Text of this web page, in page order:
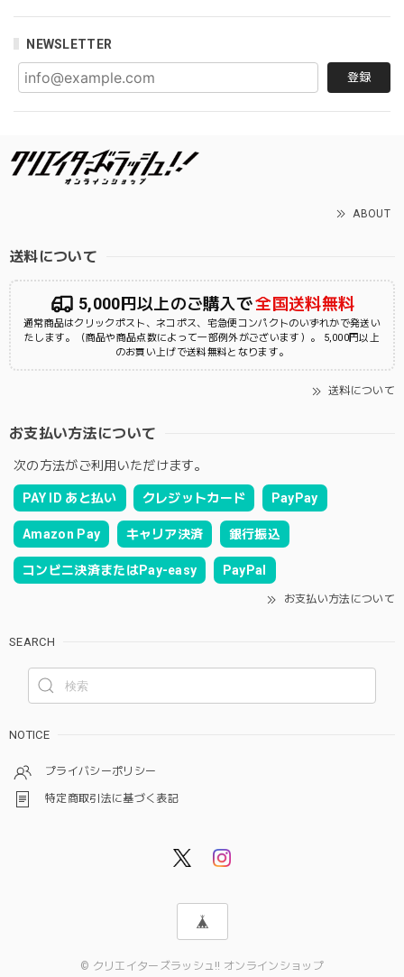
NEWSLETTER
登録
ABOUT
送料について
5,000円以上のご購入で全国送料無料
通常商品はクリックポスト、ネコポス、宅急便コンパクトのいずれかで発送い
たします。（商品や商品点数によって一部例外がございます）。 5,000円以上
のお買い上げで送料無料となります。
送料について
お支払い方法について
次の方法がご利用いただけます。
PAY ID あと払い クレジットカード PayPay
Amazon Pay キャリア決済 銀行振込
コンビニ決済またはPay-easy PayPal
お支払い方法について
SEARCH
NOTICE
プライバシーポリシー
特定商取引法に基づく表記
© クリエイターズラッシュ!! オンラインショップ